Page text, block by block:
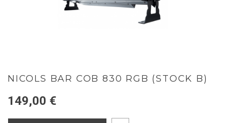
NICOLS BAR COB 830 RGB (STOCK B)
149,00 €